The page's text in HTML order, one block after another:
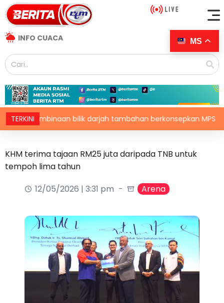
INFO CUACA
TERKINI
Pembinaan bilik darjah tambahan berkonsepkan MPS di
KHM terima tajaan RM25 juta daripada TNB untuk
tempoh lima tahun
12/05/2026 | 3:31 pm
Arena
MS